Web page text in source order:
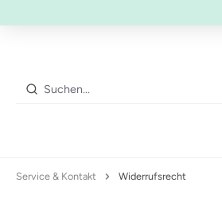
Service & Kontakt Widerrufsrecht